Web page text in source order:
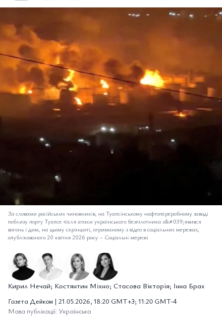
За словами російських чиновників, на Туапсінському нафтопереробному заводі
поблизу порту Туапсе після атаки українського безпілотника з&#039;явився
вогонь і дим, на цьому скріншоті, отриманому з відео в соціальних мережах,
опублікованого 20 квітня 2026 року – Соціальні мережі
Кирил Нечай; Костянтин Міхно; Стасова Вікторія; Інна Брах
Газета Дейком | 21.05.2026, 18:20 GMT+3; 11:20 GMT-4
Мова публікації: Українська